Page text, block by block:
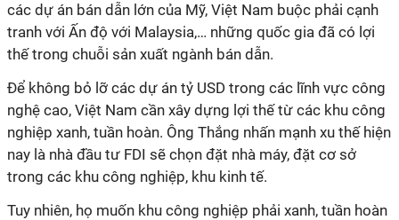
các dự án bán dẫn lớn của Mỹ, Việt Nam buộc phải cạnh
tranh với Ấn độ với Malaysia,… những quốc gia đã có lợi
thế trong chuỗi sản xuất ngành bán dẫn.
Để không bỏ lỡ các dự án tỷ USD trong các lĩnh vực công
nghệ cao, Việt Nam cần xây dựng lợi thế từ các khu công
nghiệp xanh, tuần hoàn. Ông Thắng nhấn mạnh xu thế hiện
nay là nhà đầu tư FDI sẽ chọn đặt nhà máy, đặt cơ sở
trong các khu công nghiệp, khu kinh tế.
Tuy nhiên, họ muốn khu công nghiệp phải xanh, tuần hoàn